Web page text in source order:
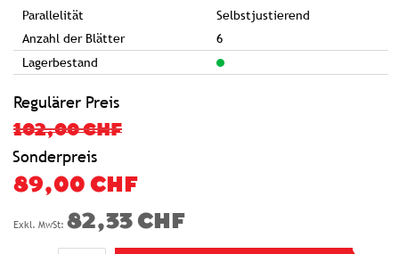
Parallelität
Selbstjustierend
Anzahl der Blätter
6
Lagerbestand
Regulärer Preis
102,00 CHF
Sonderpreis
89,00 CHF
82,33 CHF